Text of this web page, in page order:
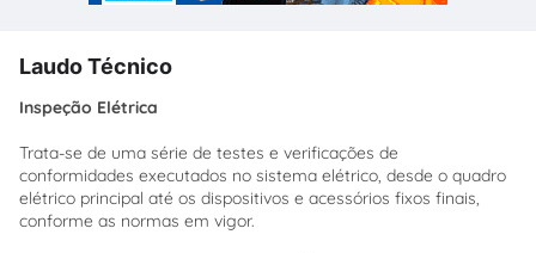
Laudo Técnico
Inspeção Elétrica
Trata-se de uma série de testes e verificações de
conformidades executados no sistema elétrico, desde o quadro
elétrico principal até os dispositivos e acessórios fixos finais,
conforme as normas em vigor.